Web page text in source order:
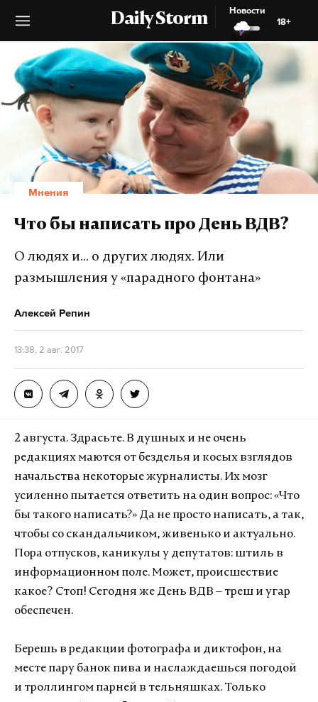
Daily Storm
Новости
18+
Мнения
Что бы написать про День ВДВ?
О людях и... о других людях. Или
размышления у «парадного фонтана»
Алексей Репин
13:38, 2 авг. 2017
2 августа. Здрасьте. В душных и не очень
редакциях маются от безделья и косых взглядов
начальства некоторые журналисты. Их мозг
усиленно пытается ответить на один вопрос: «Что
бы такого написать?» Да не просто написать, а так,
чтобы со скандальчиком, живенько и актуально.
Пора отпусков, каникулы у депутатов: штиль в
информационном поле. Может, происшествие
какое? Стоп! Сегодня же День ВДВ – треш и угар
обеспечен.
Берешь в редакции фотографа и диктофон, на
месте пару банок пива и наслаждаешься погодой
и троллингом парней в тельняшках. Только